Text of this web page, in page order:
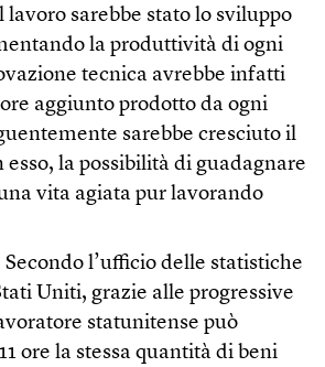
sarebbe stato lo sviluppo
la produttività di ogni
tecnica avrebbe infatti
aggiunto prodotto da ogni
sarebbe cresciuto il
esso, la possibilità di guadagnare
vita agiata pur lavorando
l’ufficio delle statistiche
Uniti, grazie alle progressive
statunitense può
ore la stessa quantità di beni